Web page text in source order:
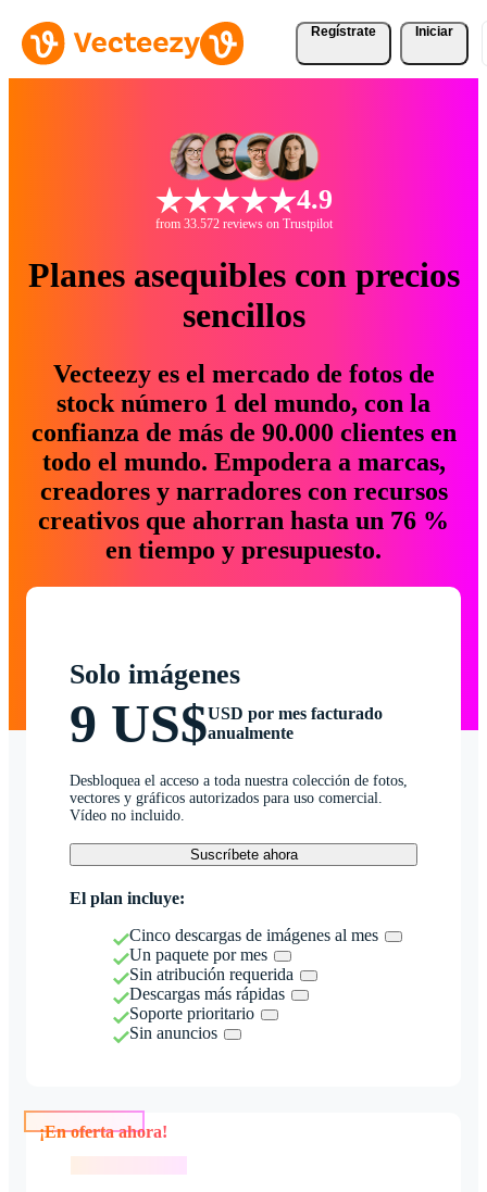
Regístrate Iniciar
4.9
from 33.572 reviews on Trustpilot
Planes asequibles con precios
sencillos
Vecteezy es el mercado de fotos de
stock número 1 del mundo, con la
confianza de más de 90.000 clientes en
todo el mundo. Empodera a marcas,
creadores y narradores con recursos
creativos que ahorran hasta un 76 %
en tiempo y presupuesto.
Solo imágenes
9 US$USD por mes facturado
anualmente
Desbloquea el acceso a toda nuestra colección de fotos,
vectores y gráficos autorizados para uso comercial.
Vídeo no incluido.
Suscríbete ahora
El plan incluye:
Cinco descargas de imágenes al mes
Un paquete por mes
Sin atribución requerida
Descargas más rápidas
Soporte prioritario
Sin anuncios